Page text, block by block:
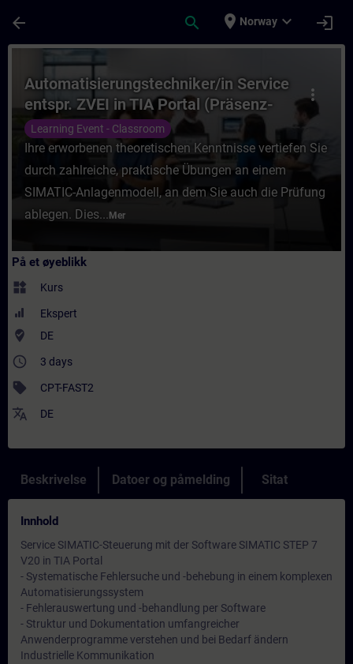
arrow_back search place Norway expand_more login
Kurs - Automatisierungstechniker/in
more_vert
Automatisierungstechniker/in Service
entspr. ZVEI in TIA Portal (Präsenz-
Test)
Learning Event - Classroom
Ihre erworbenen theoretischen Kenntnisse vertiefen Sie
durch zahlreiche, praktische Übungen an einem
SIMATIC-Anlagenmodell, an dem Sie auch die Prüfung
ablegen. Dies... Mer
På et øyeblikk
widgets Kurs
Ekspert
where_to_vote DE
access_time 3 days
sell CPT-FAST2
translate DE
Beskrivelse Datoer og påmelding Sitat
Innhold
Service SIMATIC-Steuerung mit der Software SIMATIC STEP 7
V20 in TIA Portal
- Systematische Fehlersuche und -behebung in einem komplexen
Automatisierungssystem
- Fehlerauswertung und -behandlung per Software
- Struktur und Dokumentation umfangreicher
Anwenderprogramme verstehen und bei Bedarf ändern
Industrielle Kommunikation